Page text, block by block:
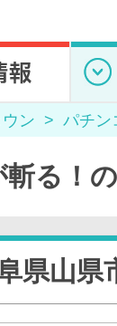
ン パチン
斬る！
県山県